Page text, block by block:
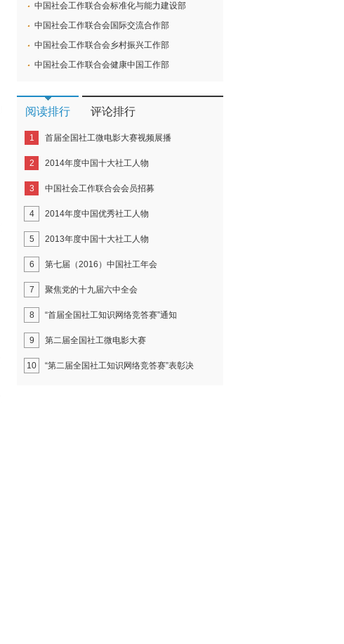
中国社会工作联合会标准化与能力建设部
中国社会工作联合会国际交流合作部
中国社会工作联合会乡村振兴工作部
中国社会工作联合会健康中国工作部
阅读排行 评论排行
1 首届全国社工微电影大赛视频展播
2 2014年度中国十大社工人物
3 中国社会工作联合会会员招募
4 2014年度中国优秀社工人物
5 2013年度中国十大社工人物
6 第七届（2016）中国社工年会
7 聚焦党的十九届六中全会
8 “首届全国社工知识网络竞答赛”通知
9 第二届全国社工微电影大赛
10 “第二届全国社工知识网络竞答赛”表彰决